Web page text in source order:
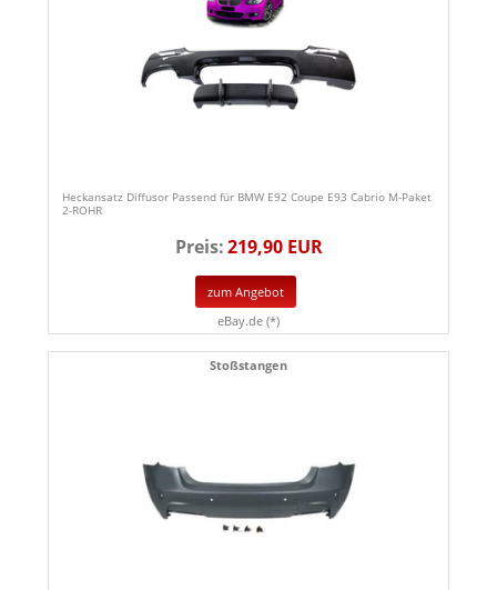
Heckansatz Diffusor Passend für BMW E92 Coupe E93 Cabrio M-Paket
2-ROHR
Preis:219,90 EUR
zum Angebot
eBay.de (*)
Stoßstangen